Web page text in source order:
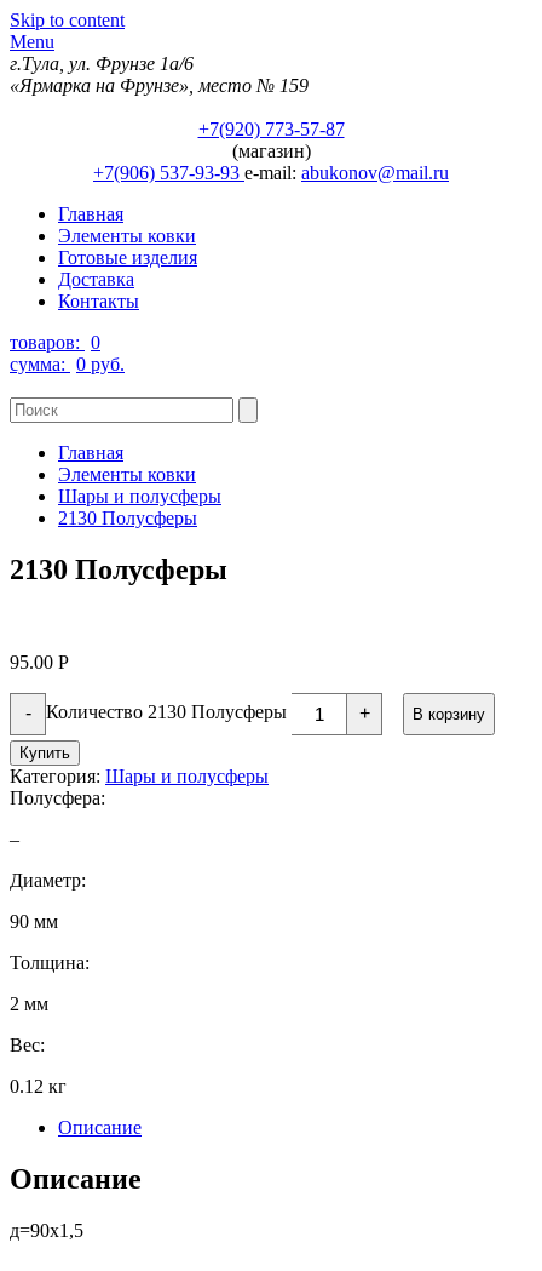
Skip to content
Menu
г.Тула, ул. Фрунзе 1а/6
«Ярмарка на Фрунзе», место № 159
+7(920) 773-57-87
(магазин)
+7(906) 537-93-93 e-mail: abukonov@mail.ru
Главная
Элементы ковки
Готовые изделия
Доставка
Контакты
товаров: 0
сумма: 0 руб.
Главная
Элементы ковки
Шары и полусферы
2130 Полусферы
2130 Полусферы
95.00 Р
- Количество 2130 Полусферы + В корзину
Купить
Категория: Шары и полусферы
Полусфера:
–
Диаметр:
90 мм
Толщина:
2 мм
Вес:
0.12 кг
Описание
Описание
д=90х1,5